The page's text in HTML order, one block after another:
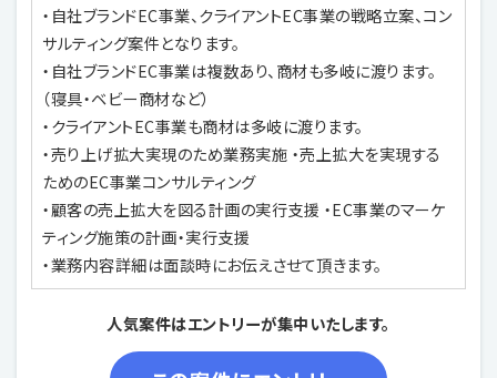
・自社ブランドEC事業、クライアントEC事業の戦略立案、コン
サルティング案件となります。
・自社ブランドEC事業は複数あり、商材も多岐に渡ります。
（寝具・ベビー商材など）
・クライアントEC事業も商材は多岐に渡ります。
・売り上げ拡大実現のため業務実施 ・売上拡大を実現する
ためのEC事業コンサルティング
・顧客の売上拡大を図る計画の実行支援 ・EC事業のマーケ
ティング施策の計画・実行支援
・業務内容詳細は面談時にお伝えさせて頂きます。
人気案件はエントリーが集中いたします。